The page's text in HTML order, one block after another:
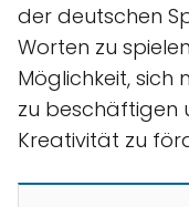
der deutschen
Worten zu
Möglichkeit, sich
zu beschäftigen
Kreativität zu